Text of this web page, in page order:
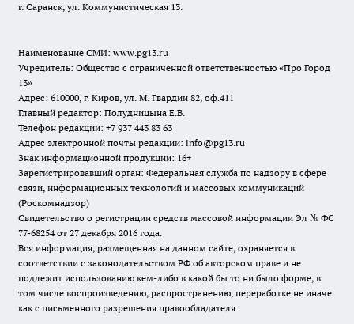
г. Саранск, ул. Коммунистическая 13.
Наименование СМИ: www.pg13.ru
Учредитель: Общество с ограниченной ответственностью «Про Город
13»
Адрес: 610000, г. Киров, ул. М. Гвардии 82, оф.411
Главный редактор: Полудницына Е.В.
Телефон редакции: +7 937 443 83 63
Адрес электронной почты редакции: info@pg13.ru
Знак информационной продукции: 16+
Зарегистрировавший орган: Федеральная служба по надзору в сфере
связи, информационных технологий и массовых коммуникаций
(Роскомнадзор)
Свидетельство о регистрации средств массовой информации Эл № ФС
77-68254 от 27 декабря 2016 года.
Вся информация, размещенная на данном сайте, охраняется в
соответствии с законодательством РФ об авторском праве и не
подлежит использованию кем-либо в какой бы то ни было форме, в
том числе воспроизведению, распространению, переработке не иначе
как с письменного разрешения правообладателя.